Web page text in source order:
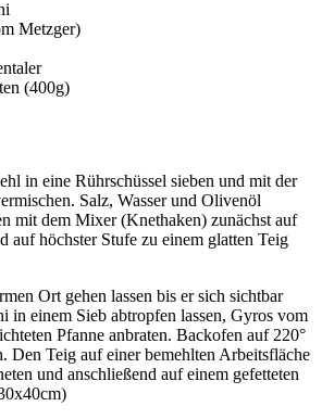
Metzger)
(400g)
in eine Rührschüssel sieben und mit der
Salz, Wasser und Olivenöl
mit dem Mixer (Knethaken) zunächst auf
auf höchster Stufe zu einem glatten Teig
Ort gehen lassen bis er sich sichtbar
in einem Sieb abtropfen lassen, Gyros vom
Pfanne anbraten. Backofen auf 220°
Den Teig auf einer bemehlten Arbeitsfläche
und anschließend auf einem gefetteten